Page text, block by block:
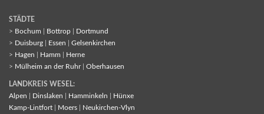
STÄDTE
> Bochum Bottrop
Dortmund
> Duisburg Essen
Gelsenkirchen
> Hagen Hamm
Herne
> Mülheim an der Ruhr| Oberhausen
LANDKREIS WESEL:
Alpen
Dinslaken Hamminkeln
Hünxe
Kamp-Lintfort
Moers
Neukirchen-Vlyn